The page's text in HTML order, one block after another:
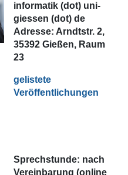
informatik (dot) uni-
giessen (dot) de
Adresse: Arndtstr. 2,
35392 Gießen, Raum
23
gelistete
Veröffentlichungen
Sprechstunde: nach
Vereinbarung (online